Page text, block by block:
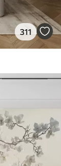
311